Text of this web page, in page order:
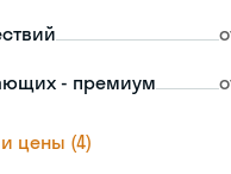
- премиум
цены (4)